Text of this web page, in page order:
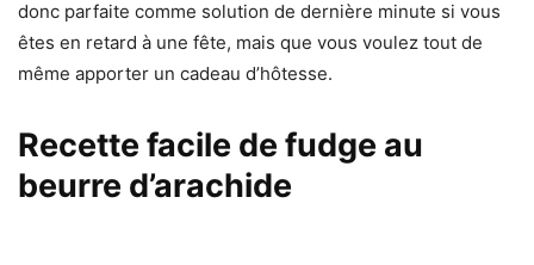
donc parfaite comme solution de dernière minute si vous
êtes en retard à une fête, mais que vous voulez tout de
même apporter un cadeau d’hôtesse.
Recette facile de fudge au
beurre d’arachide